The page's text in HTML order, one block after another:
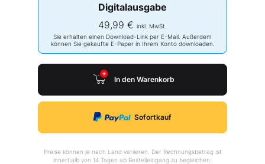
Digitalausgabe
49,99 € inkl. MwSt.
Sie erhalten einen Download-Link per E-Mail. Außerdem
können Sie gekaufte E-Paper in Ihrem Konto downloaden.
In den Warenkorb
Sofortkauf
Preise können je nach Land variieren. Der Rechnungsbetrag ist
innerhalb von 14 Tagen ab Bestelleingang zu begleichen.